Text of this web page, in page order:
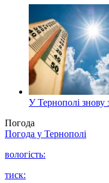
У Тернополі знову
Погода
Погода у Тернополі
вологість:
тиск: